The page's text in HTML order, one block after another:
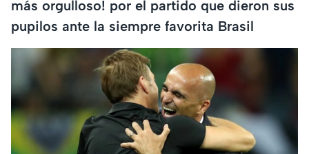
más orgulloso! por el partido que dieron sus
pupilos ante la siempre favorita Brasil